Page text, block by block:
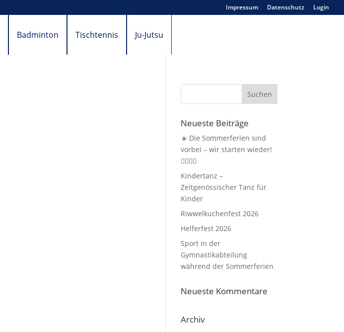
Badminton Tischtennis Ju-Jutsu
Impressum Datenschutz Login
Neueste Beiträge
☀️ Die Sommerferien sind
vorbei – wir starten wieder!
🤸‍♀️🏃‍♂️
Kindertanz –
Zeitgenössischer Tanz für
Kinder
Riwwelkuchenfest 2026
Helferfest 2026
Sport in der
Gymnastikabteilung
während der Sommerferien
Neueste Kommentare
Archiv